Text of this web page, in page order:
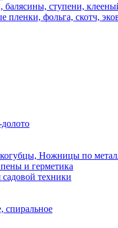
ступени,
пленки, фольга, скотч,
Ножницы по
и герметика
техники
спиральное